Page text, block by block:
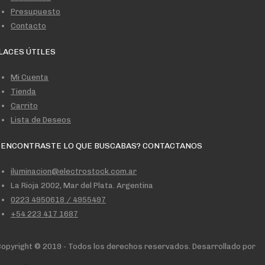
Presupuesto
Contacto
ÚTILES
Mi Cuenta
Tienda
Carrito
Lista de Deseos
LO QUE BUSCABAS? CONTACTANOS
iluminacion@electrostock.com.ar
La Rioja 2002, Mar del Plata. Argentina
0223 4950618 / 4955497
+54 223 417 1687
© 2019 - Todos los derechos reservados. Desarrollado por